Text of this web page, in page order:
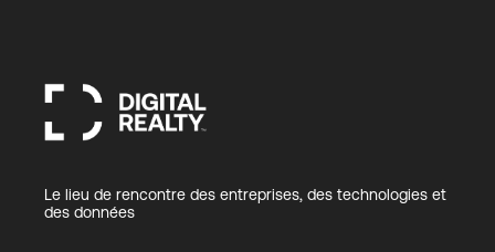
Le lieu de rencontre des entreprises, des technologies et
des données